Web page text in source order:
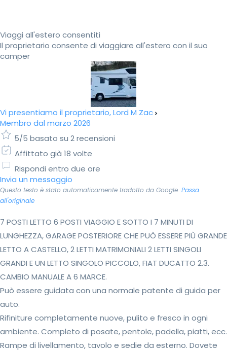
Viaggi all'estero consentiti
Il proprietario consente di viaggiare all'estero con il suo
camper
Vi presentiamo il proprietario, Lord M Zac
Membro dal marzo 2026
5/5 basato su 2 recensioni
Affittato già 18 volte
Rispondi entro due ore
Invia un messaggio
Questo testo è stato automaticamente tradotto da Google. Passa
all'originale
7 POSTI LETTO 6 POSTI VIAGGIO E SOTTO I 7 MINUTI DI
LUNGHEZZA, GARAGE POSTERIORE CHE PUÒ ESSERE PIÙ GRANDE
LETTO A CASTELLO, 2 LETTI MATRIMONIALI 2 LETTI SINGOLI
GRANDI E UN LETTO SINGOLO PICCOLO, FIAT DUCATTO 2.3.
CAMBIO MANUALE A 6 MARCE.
Può essere guidata con una normale patente di guida per
auto.
Rifiniture completamente nuove, pulito e fresco in ogni
ambiente. Completo di posate, pentole, padella, piatti, ecc.
Rampe di livellamento, tavolo e sedie da esterno. Dovete